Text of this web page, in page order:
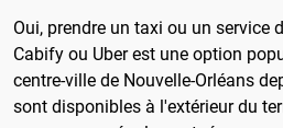
Oui, prendre un taxi ou un service
Cabify ou Uber est une option
centre-ville de Nouvelle-Orléans
sont disponibles à l'extérieur du